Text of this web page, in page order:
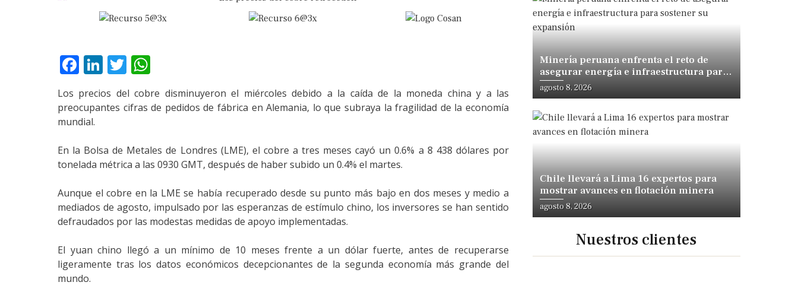
Facebook
LinkedIn
Twitter
Los precios del cobre disminuyeron el miércoles debido a la caída de la moneda china y a las
preocupantes cifras de pedidos de fábrica en Alemania, lo que subraya la fragilidad de la economía
mundial.
En la Bolsa de Metales de Londres (LME), el cobre a tres meses cayó un 0.6% a 8 438 dólares por
tonelada métrica a las 0930 GMT, después de haber subido un 0.4% el martes.
Aunque el cobre en la LME se había recuperado desde su punto más bajo en dos meses y medio a
mediados de agosto, impulsado por las esperanzas de estímulo chino, los inversores se han sentido
defraudados por las modestas medidas de apoyo implementadas.
El yuan chino llegó a un mínimo de 10 meses frente a un dólar fuerte, antes de recuperarse
ligeramente tras los datos económicos decepcionantes de la segunda economía más grande del
mundo.
Minería peruana enfrenta el reto de
asegurar energía e infraestructura para
sostener su expansión
agosto 8, 2026
Chile llevará a Lima 16 expertos para
mostrar avances en flotación minera
agosto 8, 2026
Nuestros clientes